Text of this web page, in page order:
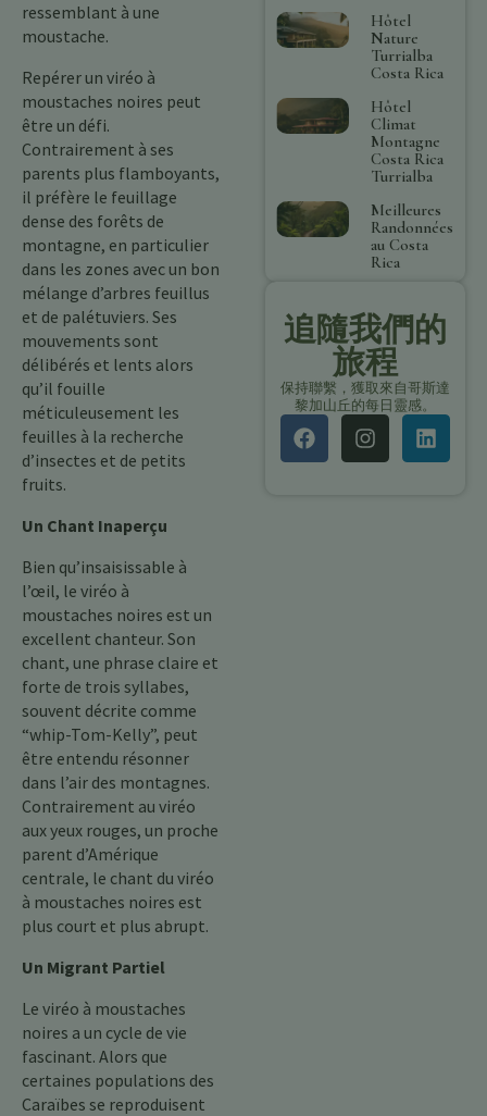
ressemblant à une
moustache.
Repérer un viréo à
moustaches noires peut
être un défi.
Contrairement à ses
parents plus flamboyants,
il préfère le feuillage
dense des forêts de
montagne, en particulier
dans les zones avec un bon
mélange d’arbres feuillus
et de palétuviers. Ses
mouvements sont
délibérés et lents alors
qu’il fouille
méticuleusement les
feuilles à la recherche
d’insectes et de petits
fruits.
Un Chant Inaperçu
Bien qu’insaisissable à
l’œil, le viréo à
moustaches noires est un
excellent chanteur. Son
chant, une phrase claire et
forte de trois syllabes,
souvent décrite comme
“whip-Tom-Kelly”, peut
être entendu résonner
dans l’air des montagnes.
Contrairement au viréo
aux yeux rouges, un proche
parent d’Amérique
centrale, le chant du viréo
à moustaches noires est
plus court et plus abrupt.
Un Migrant Partiel
Le viréo à moustaches
noires a un cycle de vie
fascinant. Alors que
certaines populations des
Caraïbes se reproduisent
Hôtel
Nature
Turrialba
Costa Rica
Hôtel
Climat
Montagne
Costa Rica
Turrialba
Meilleures
Randonnées
au Costa
Rica
追隨我們的
旅程
保持聯繫，獲取來自哥斯達
黎加山丘的每日靈感。